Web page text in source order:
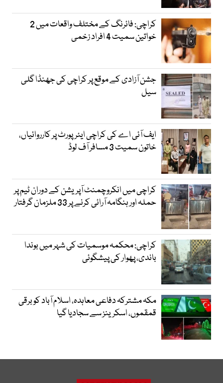
کراچی: فائرنگ کے مختلف واقعات میں 2
خواتین سمیت 4 افراد زخمی
جشن آزادی کے موقع پر کراچی کی جھنڈا گلی
سیل
ایف آئی اے کی کراچی ایئرپورٹ پر کارروائیاں،
خاتون سمیت 3 مسافر آف لوڈ
کراچی میں انکروچمنٹ آپریشن کے دوران ٹیم پر
حملہ اور ہنگامہ آرائی کرنے پر 33 ملزمان گرفتار
کراچی: محکمہ موسمیات کی شہر میں بوندا
باندی، پھوار کی پیشگوئی
مکہ مشترکہ دفاعی معاہدہ، اسلام آباد کو برقی
قمقموں، اسکرینز سے سجادیا گیا